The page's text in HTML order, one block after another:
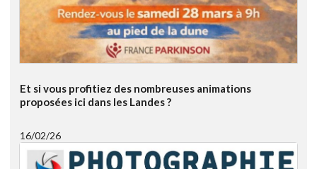
Et si vous profitiez des nombreuses animations
proposées ici dans les Landes ?
16/02/26